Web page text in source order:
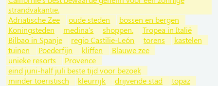
strandvakantie.
Adriatische Zee
oude steden
bossen en bergen
Koningsteden
medina's shoppen.
Tropea in Italië
Bilbao in Spanje
regio Castilië-León torens
kastelen
tuinen
Poederfijn kliffen
Blauwe zee
unieke resorts
Provence
eind juni-half juli beste tijd voor bezoek
minder toeristisch
kleurrijk drijvende stad topaz